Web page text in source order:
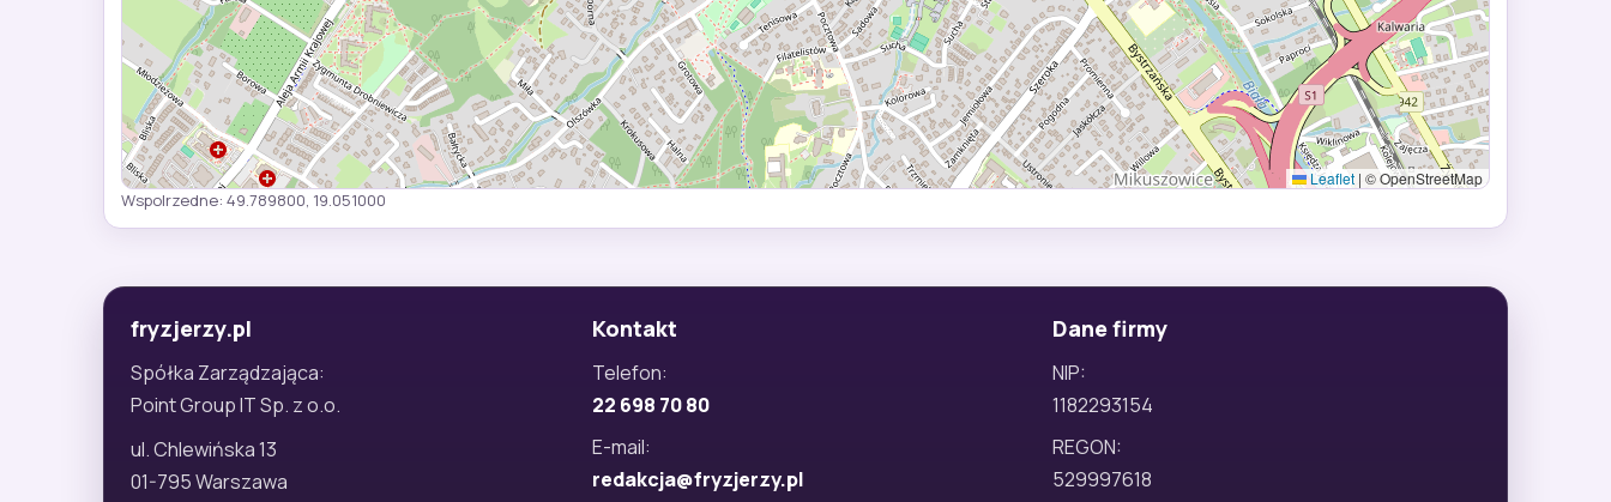
Leaflet | © OpenStreetMap
Wspolrzedne: 49.789800, 19.051000
fryzjerzy.pl
Spółka Zarządzająca:
Point Group IT Sp. z o.o.
ul. Chlewińska 13
01-795 Warszawa
Kontakt
Telefon:
22 698 70 80
E-mail:
redakcja@fryzjerzy.pl
Dane firmy
NIP:
1182293154
REGON:
529997618